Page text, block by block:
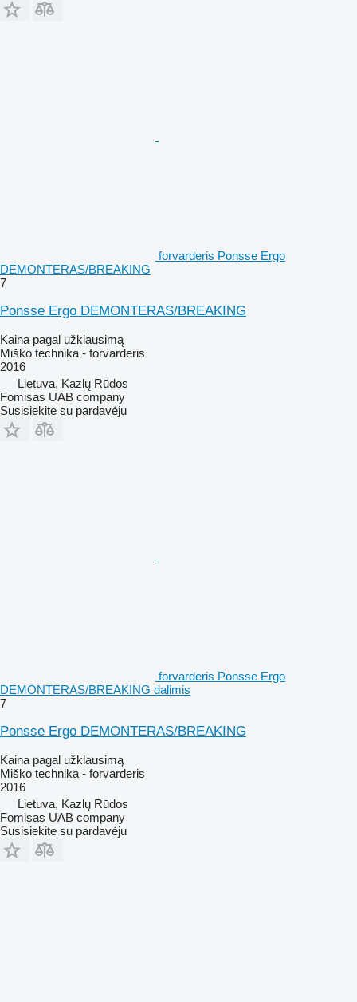
forvarderis Ponsse Ergo
DEMONTERAS/BREAKING
7
Ponsse Ergo DEMONTERAS/BREAKING
Kaina pagal užklausimą
Miško technika - forvarderis
2016
Lietuva, Kazlų Rūdos
Fomisas UAB company
Susisiekite su pardavėju
forvarderis Ponsse Ergo
DEMONTERAS/BREAKING dalimis
7
Ponsse Ergo DEMONTERAS/BREAKING
Kaina pagal užklausimą
Miško technika - forvarderis
2016
Lietuva, Kazlų Rūdos
Fomisas UAB company
Susisiekite su pardavėju